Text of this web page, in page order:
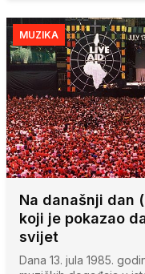
MUZIKA
Na današnji dan
koji je pokazao
svijet
Dana 13. jula 1985.